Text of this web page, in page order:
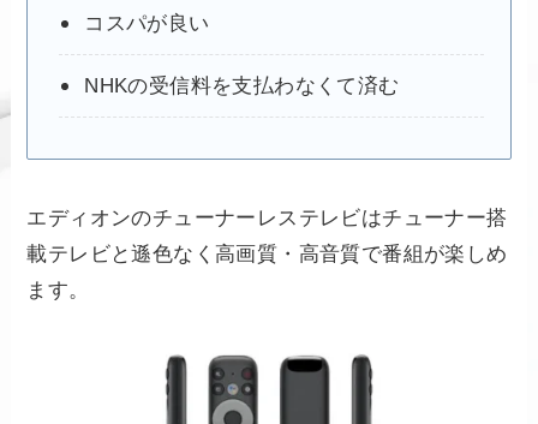
コスパが良い
NHKの受信料を支払わなくて済む
エディオンのチューナーレステレビはチューナー搭
載テレビと遜色なく高画質・高音質で番組が楽しめ
ます。